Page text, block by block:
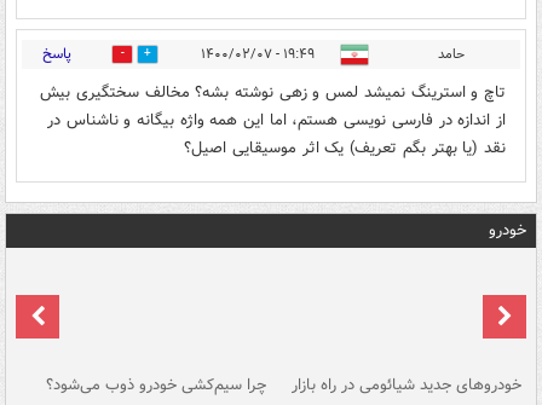
حامد ۱۹:۴۹ - ۱۴۰۰/۰۲/۰۷ 1 پاسخ
تاچ و استرینگ نمیشد لمس و زهی نوشته بشه؟ مخالف سختگیری بیش
از اندازه در فارسی نویسی هستم، اما این همه واژه بیگانه و ناشناس در
نقد (یا بهتر بگم تعریف) یک اثر موسیقایی اصیل؟
خودرو
خودروهای جدید شیائومی در راه بازار چرا سیم‌کشی خودرو ذوب می‌شود؟